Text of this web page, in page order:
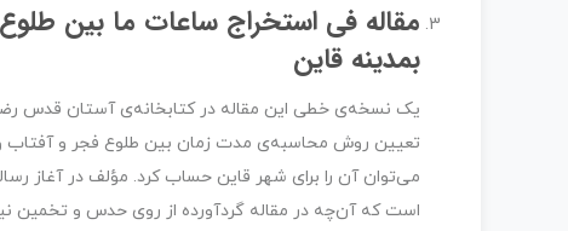
مقاله فی استخراج ساعات ما بین
بمدینه قاین
تعیین روش محاسبه‌ی مدت زمان بین طلوع فجر و
است که آن‌چه در مقاله گردآورده از روی حدس و تخمین